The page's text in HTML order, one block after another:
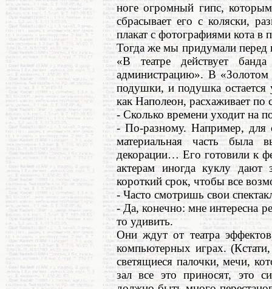
ноге огромный гипс,
сбрасывает его с коляски,
плакат с фотографиями кота
Тогда же мы придумали перед
«В театре действует
администрацию». В
подушки, и подушка остается
как Наполеон, расхаживает по
- Сколько времени уходит на
- По-разному. Например, для
материальная часть
декорации… Его готовили к
актерам иногда куклу
короткий срок, чтобы все
- Часто смотришь свои
- Да, конечно: мне интересна
то удивить.
Они ждут от театра
компьютерных играх.
светящиеся палочки, мечи,
зал все это приносят, это